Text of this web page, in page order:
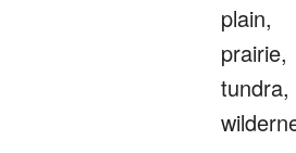
plain,
prairie,
tundra,